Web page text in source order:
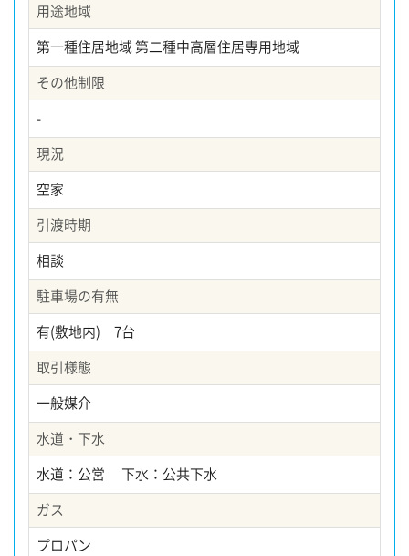
用途地域
第一種住居地域 第二種中高層住居専用地域
その他制限
-
現況
空家
引渡時期
相談
駐車場の有無
有(敷地内) 7台
取引様態
一般媒介
水道・下水
水道：公営 下水：公共下水
ガス
プロパン